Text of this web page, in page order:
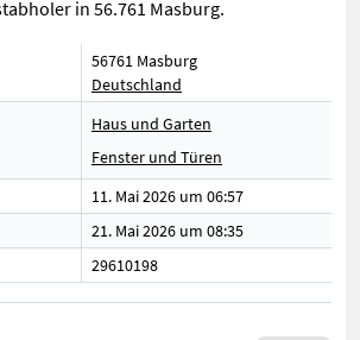
in 56.761 Masburg.
56761 Masburg
Deutschland
Haus und Garten
Fenster und Türen
11. Mai 2026 um 06:57
21. Mai 2026 um 08:35
29610198